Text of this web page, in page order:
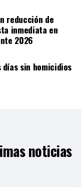
reducción de
inmediata en
2026
sin homicidios
noticias